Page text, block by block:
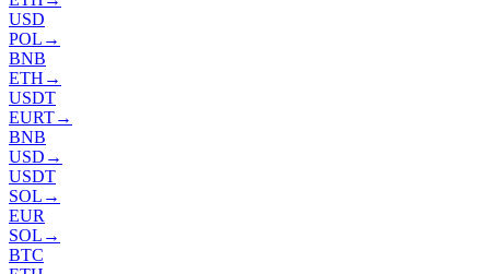
USD
POL →
BNB
ETH →
USDT
EURT→
BNB
USD →
USDT
SOL →
EUR
SOL →
BTC